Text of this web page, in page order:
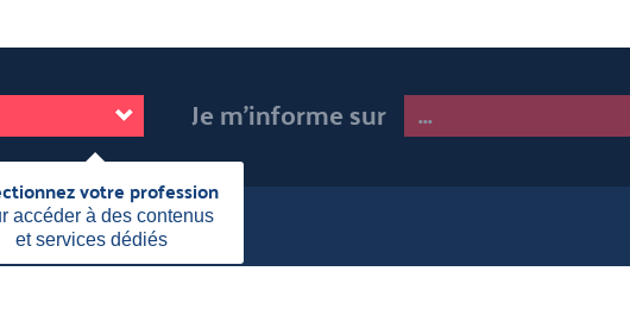
Je m'informe sur
votre profession
accéder à des contenus
et services dédiés